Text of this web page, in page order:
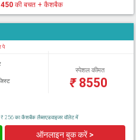
की बचत + कैशबैक
पे
स्पेशल कीमत
₹8550
₹ 256 का कैशबैक लैब्सएडवाइजर वॉलेट में
ऑनलाइन बुक करें >